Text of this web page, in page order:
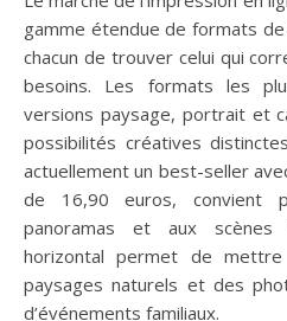
gamme étendue de formats
chacun de trouver celui qui
besoins. Les formats les
versions paysage, portrait et
possibilités créatives
actuellement un best-seller
de 16,90 euros, convient
panoramas et aux scènes
horizontal permet de
paysages naturels et des
d’événements familiaux.